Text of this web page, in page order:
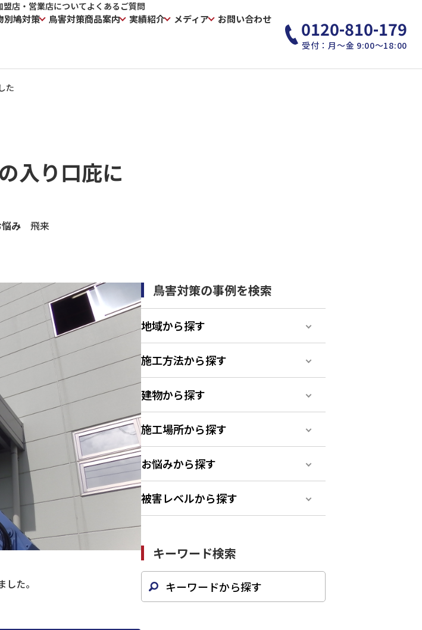
盟店・営業店についてよくあるご質問
別鳩対策 鳥害対策商品案内 実績紹介 メディア お問い合わせ 0120-810-179
受付：月～金 9:00～18:00
た
入り口庇に
み
飛来
た。
鳥害対策の事例を検索
地域から探す
施工方法から探す
建物から探す
施工場所から探す
お悩みから探す
被害レベルから探す
キーワード検索